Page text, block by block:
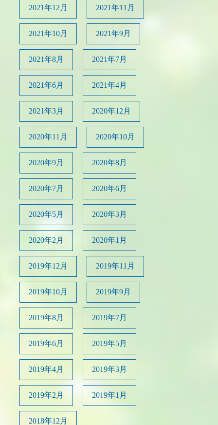
2021年12月 2021年11月
2021年10月 2021年9月
2021年8月 2021年7月
2021年6月 2021年4月
2021年3月 2020年12月
2020年11月 2020年10月
2020年9月 2020年8月
2020年7月 2020年6月
2020年5月 2020年3月
2020年2月 2020年1月
2019年12月 2019年11月
2019年10月 2019年9月
2019年8月 2019年7月
2019年6月 2019年5月
2019年4月 2019年3月
2019年2月 2019年1月
2018年12月